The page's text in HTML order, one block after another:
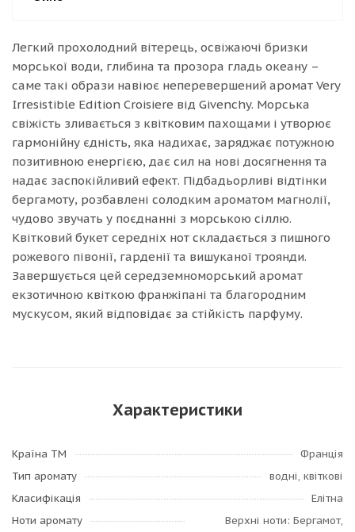
Легкий прохолодний вітерець, освіжаючі бризки
морської води, глибина та прозора гладь океану –
саме такі образи навіює неперевершений аромат Very
Irresistible Edition Croisiere від Givenchy. Морська
свіжість зливається з квітковим пахощами і утворює
гармонійну єдність, яка надихає, заряджає потужною
позитивною енергією, дає сил на нові досягнення та
надає заспокійливий ефект. Підбадьорливі відтінки
бергамоту, розбавлені солодким ароматом магнолії,
чудово звучать у поєднанні з морською сіллю.
Квітковий букет середніх нот складається з пишного
рожевого півонії, гарденії та вишуканої троянди.
Завершується цей середземноморський аромат
екзотичною квіткою франжіпані та благородним
мускусом, який відповідає за стійкість парфуму.
Характеристики
Країна ТМ
Франція
Тип аромату
водні, квіткові
Класифікація
Елітна
Ноти аромату
Верхні ноти: Бергамот,